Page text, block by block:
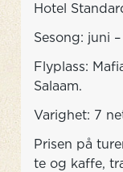
Hotel
Sesong: juni
Flyplass:
Salaam.
Varighet: 7
Prisen på
te og kaffe,